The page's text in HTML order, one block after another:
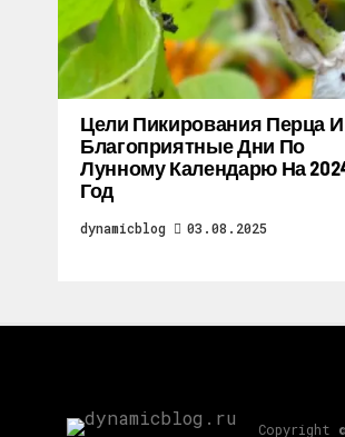
Цели Пикирования Перца И
Благоприятные Дни По
Лунному Календарю На
Год
dynamicblog 03.08.2025
Copyright